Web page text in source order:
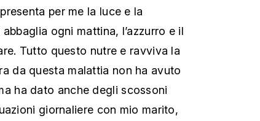
per me la luce e la
ogni mattina, l’azzurro e il
Tutto questo nutre e ravviva la
da questa malattia non ha avuto
ha dato anche degli scossoni
giornaliere con mio marito,